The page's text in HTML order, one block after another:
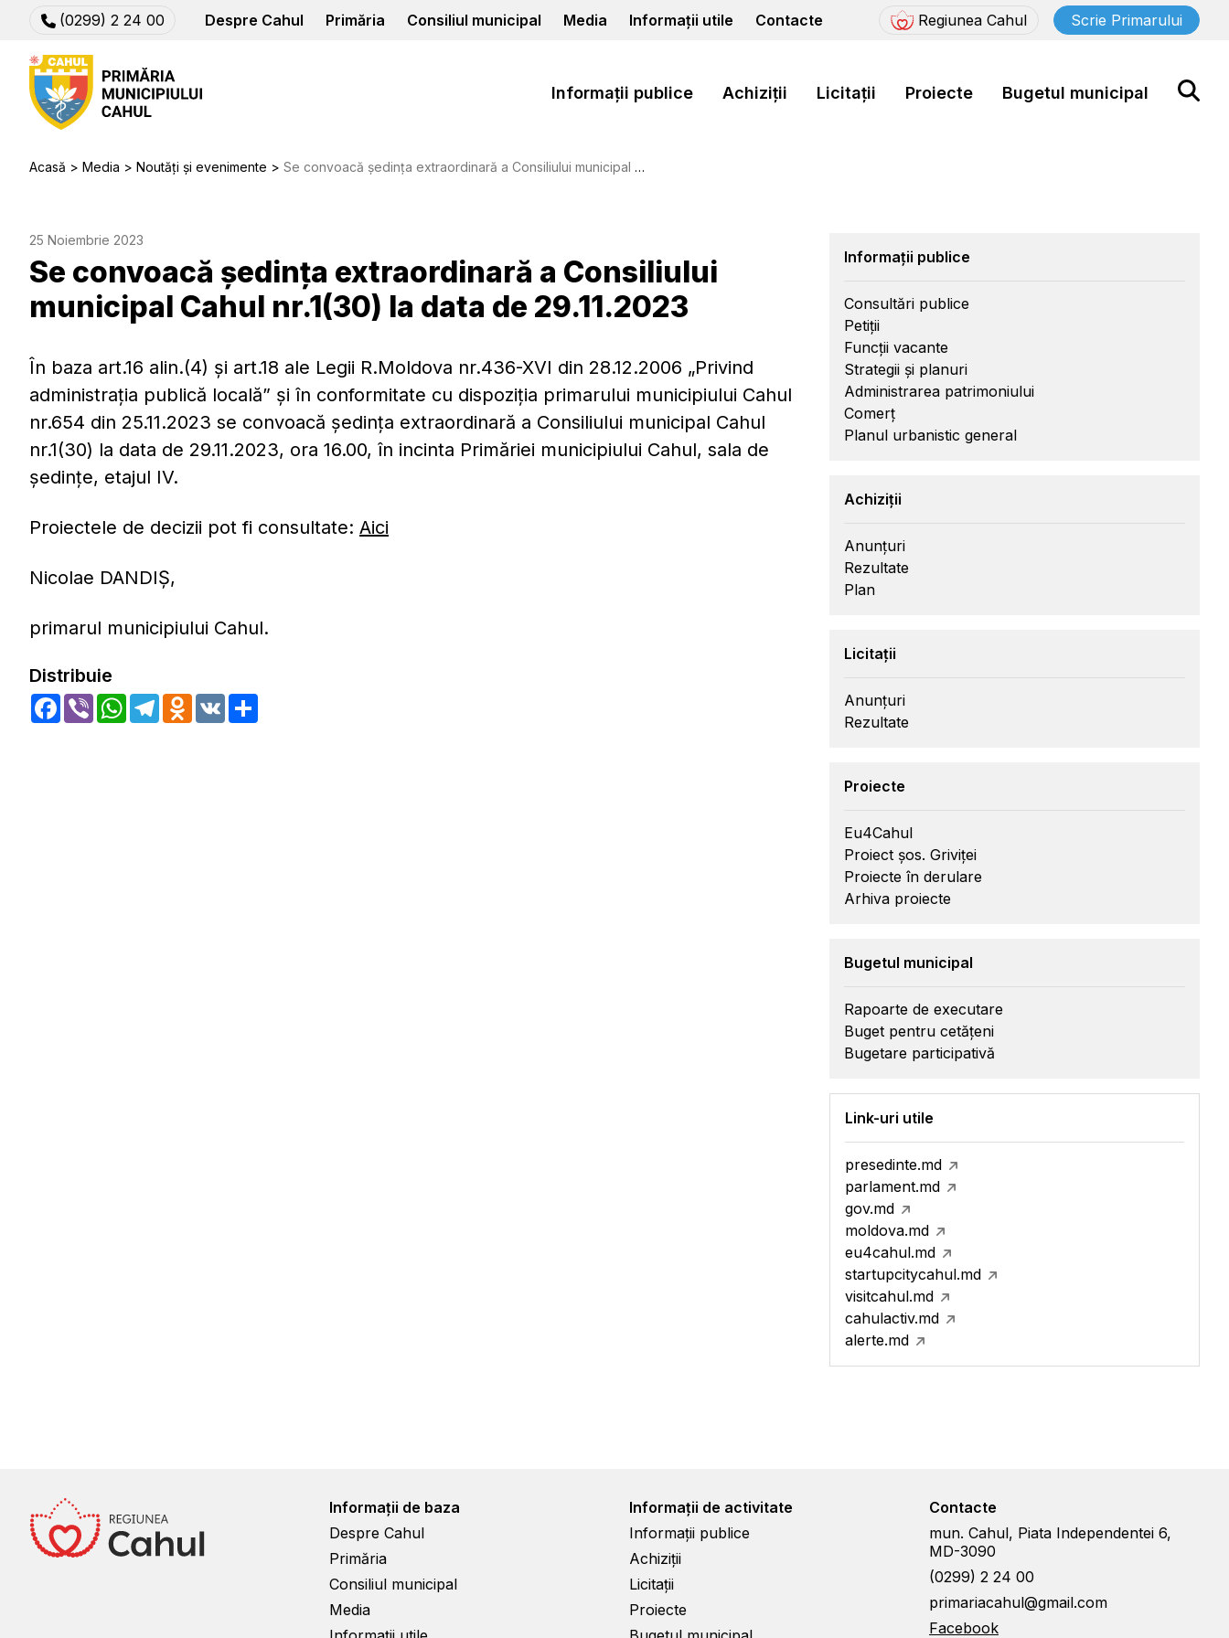
(0299) 2 24 00 Despre Cahul Primăria Consiliul municipal Media Informații utile Contacte Regiunea Cahul Scrie Primarului
Informații publice Achiziții Licitații Proiecte Bugetul municipal
Acasă Media Noutăți și evenimente Se convoacă şedinţa extraordinară a Consiliului municipal Cahul nr.1(30) la data de 29.11.2023
25 Noiembrie 2023
Se convoacă şedinţa extraordinară a Consiliului
municipal Cahul nr.1(30) la data de 29.11.2023
În baza art.16 alin.(4) şi art.18 ale Legii R.Moldova nr.436-XVI din 28.12.2006 „Privind
administraţia publică locală” şi în conformitate cu dispoziţia primarului municipiului Cahul
nr.654 din 25.11.2023 se convoacă şedinţa extraordinară a Consiliului municipal Cahul
nr.1(30) la data de 29.11.2023, ora 16.00, în incinta Primăriei municipiului Cahul, sala de
şedinţe, etajul IV.
Proiectele de decizii pot fi consultate: Aici
Nicolae DANDIŞ,
primarul municipiului Cahul.
Distribuie
Facebook
Viber WhatsApp
TelegramOdnoklassniki
VK
Informații publice
Consultări publice
Petiții
Funcții vacante
Strategii și planuri
Administrarea patrimoniului
Comerț
Planul urbanistic general
Achiziții
Anunțuri
Rezultate
Plan
Licitații
Anunțuri
Rezultate
Proiecte
Eu4Cahul
Proiect șos. Griviței
Proiecte în derulare
Arhiva proiecte
Bugetul municipal
Rapoarte de executare
Buget pentru cetățeni
Bugetare participativă
Link-uri utile
presedinte.md
parlament.md
gov.md
moldova.md
eu4cahul.md
startupcitycahul.md
visitcahul.md
cahulactiv.md
alerte.md
Informații de baza
Despre Cahul
Primăria
Consiliul municipal
Media
Informații de activitate
Informații publice
Achiziții
Licitații
Proiecte
Contacte
mun. Cahul, Piata Independentei 6,
MD-3090
(0299) 2 24 00
primariacahul@gmail.com
Facebook